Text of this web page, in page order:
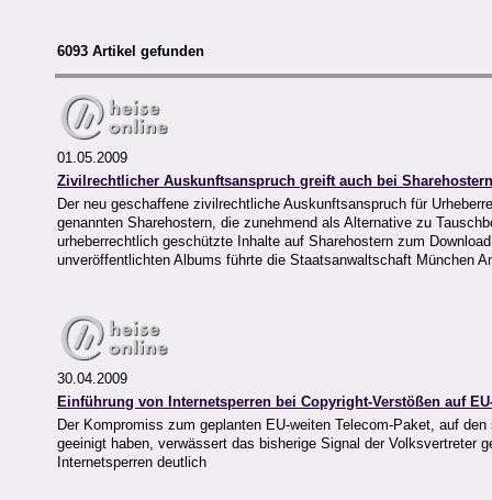
6093 Artikel gefunden
01.05.2009
Zivilrechtlicher Auskunftsanspruch greift auch bei Sharehostern
Der neu geschaffene zivilrechtliche Auskunftsanspruch für
genannten Sharehostern, die zunehmend als Alternative zu
urheberrechtlich geschützte Inhalte auf Sharehostern zum
unveröffentlichten Albums führte die Staatsanwaltschaft München
30.04.2009
Einführung von Internetsperren bei Copyright-Verstößen auf
Der Kompromiss zum geplanten EU-weiten Telecom-Paket, auf
geeinigt haben, verwässert das bisherige Signal der Volksvertreter
Internetsperren deutlich